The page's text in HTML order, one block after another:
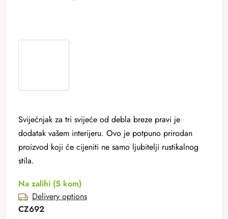
Svijećnjak za tri svijeće od debla breze pravi je
dodatak vašem interijeru. Ovo je potpuno prirodan
proizvod koji će cijeniti ne samo ljubitelji rustikalnog
stila.
Na zalihi (5 kom)
Delivery options
CZ692